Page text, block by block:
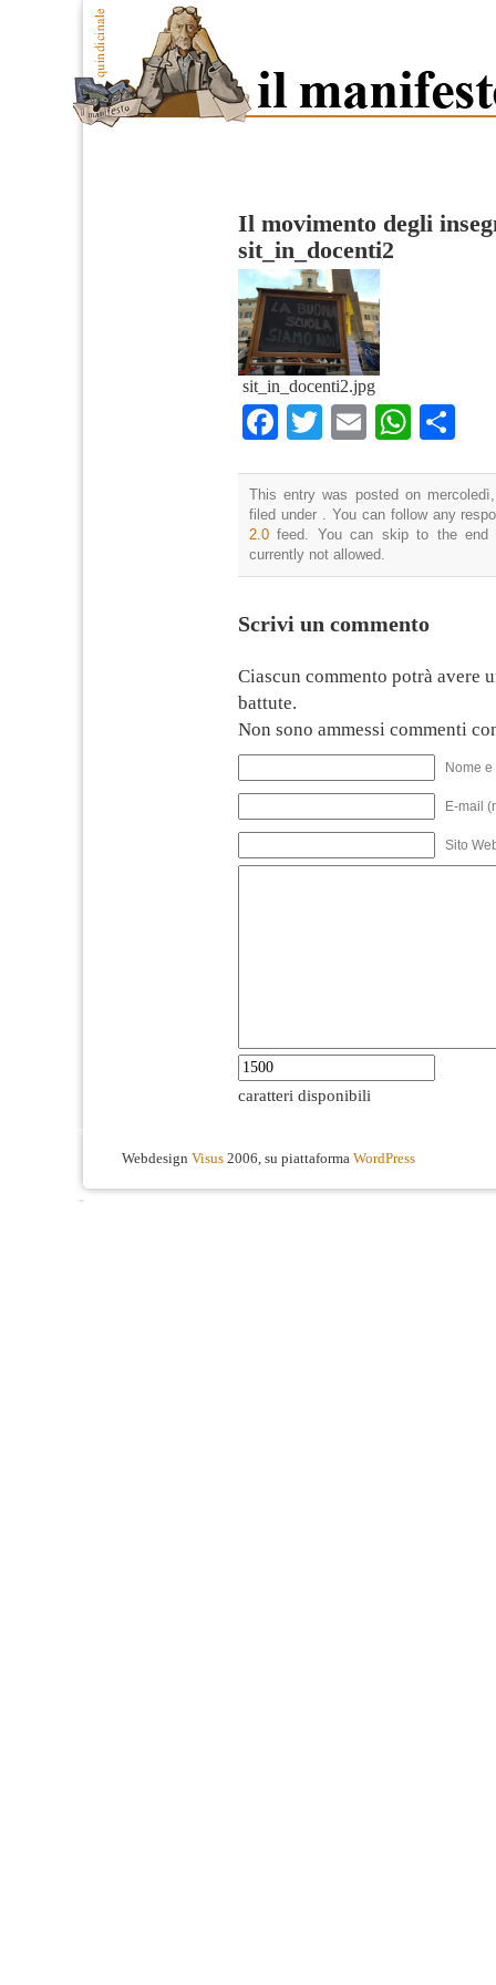
Il movimento degli
sit_in_docenti2
sit_in_docenti2.jpg
Facebook
TwitterEmail
This entry was posted on
filed under . You can follow any
2.0 feed. You can skip to the end
currently not allowed.
Scrivi un commento
Ciascun commento potrà avere
battute.
Non sono ammessi commenti
Nome
E-mail
Sito
caratteri disponibili
Webdesign Visus 2006, su piattaforma WordPress